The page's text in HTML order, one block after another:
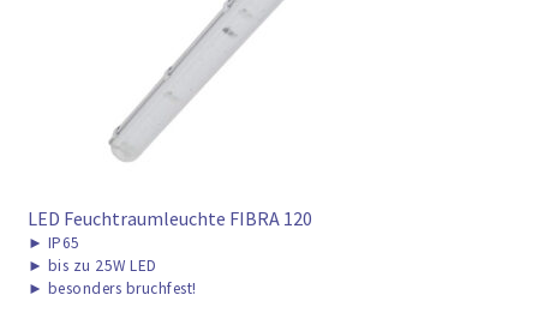
LED Feuchtraumleuchte FIBRA 120
► IP65
► bis zu 25W LED
► besonders bruchfest!